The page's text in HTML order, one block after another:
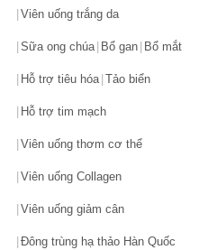
Viên uống trắng da
Sữa ong chúa Bổ gan Bổ mắt
Hỗ trợ tiêu hóa Tảo biển
Hỗ trợ tim mạch
Viên uống thơm cơ thể
Viên uống Collagen
Viên uống giảm cân
Đông trùng hạ thảo Hàn Quốc